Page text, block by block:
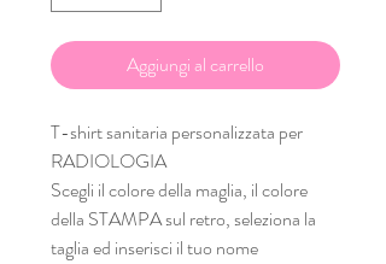
Aggiungi al carrello
T-shirt sanitaria personalizzata per
RADIOLOGIA
Scegli il colore della maglia, il colore
della STAMPA sul retro, seleziona la
taglia ed inserisci il tuo nome